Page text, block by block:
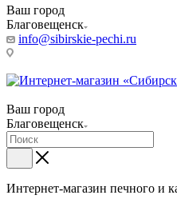
Ваш город
Благовещенск
info@sibirskie-pechi.ru
Ваш город
Благовещенск
Интернет-магазин печного и